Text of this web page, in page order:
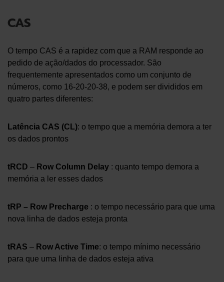
CAS
O tempo CAS é a rapidez com que a RAM responde ao
pedido de ação/dados do processador. São
frequentemente apresentados como um conjunto de
números, como 16-20-20-38, e podem ser divididos em
quatro partes diferentes:
Latência CAS (CL): o tempo que a memória demora a ter
os dados prontos
tRCD – Row Column Delay : quanto tempo demora a
memória a ler esses dados
tRP – Row Precharge : o tempo necessário para que uma
nova linha de dados esteja pronta
tRAS – Row Active Time: o tempo mínimo necessário
para que uma linha de dados esteja ativa